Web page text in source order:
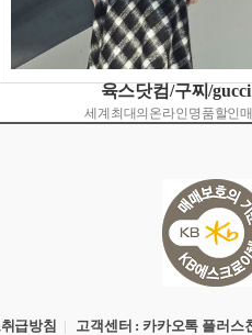
육스닷컴/구찌/gucci
세계최대의온라인명품할인
급방침 | 고객센터 : 카카오톡 플러스